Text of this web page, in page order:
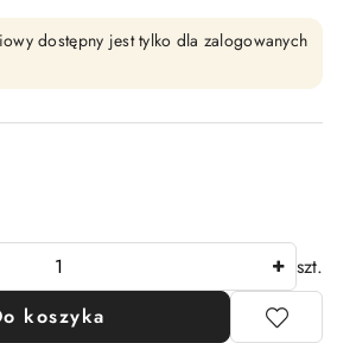
dostępny jest tylko dla zalogowanych
szt.
koszyka